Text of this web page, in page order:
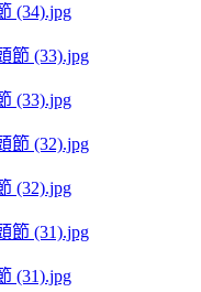
(34).jpg
(33).jpg
(32).jpg
(31).jpg